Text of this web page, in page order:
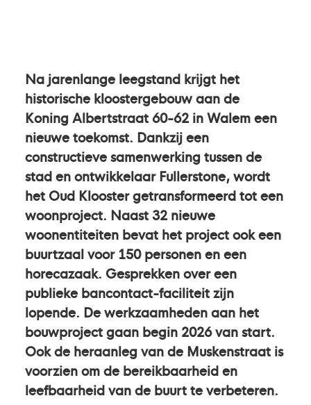
Na jarenlange leegstand krijgt het
historische kloostergebouw aan de
Koning Albertstraat 60-62 in Walem een
nieuwe toekomst. Dankzij een
constructieve samenwerking tussen de
stad en ontwikkelaar Fullerstone, wordt
het Oud Klooster getransformeerd tot een
woonproject. Naast 32 nieuwe
woonentiteiten bevat het project ook een
buurtzaal voor 150 personen en een
horecazaak. Gesprekken over een
publieke bancontact-faciliteit zijn
lopende. De werkzaamheden aan het
bouwproject gaan begin 2026 van start.
Ook de heraanleg van de Muskenstraat is
voorzien om de bereikbaarheid en
leefbaarheid van de buurt te verbeteren.